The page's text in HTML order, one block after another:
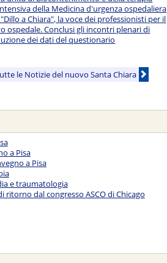
della Medicina d'urgenza ospedaliera
"Dillo a Chiara", la voce dei professionisti per il
ospedale. Conclusi gli incontri plenari di
dei dati del questionario
le Notizie del nuovo Santa Chiara
a Pisa
a Pisa
e traumatologia
dal congresso ASCO di Chicago